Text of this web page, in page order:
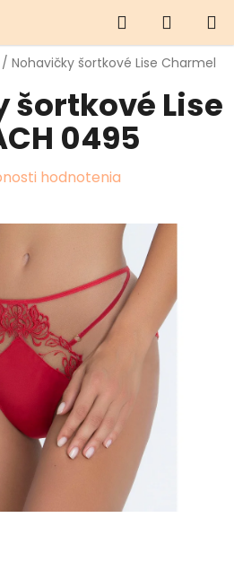
Hľadať
KOŠÍK
/ Nohavičky šortkové Lise Charmel
šortkové Lise
0495
hodnotenia